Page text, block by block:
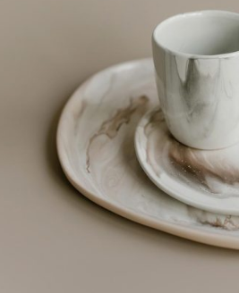
Our popular items